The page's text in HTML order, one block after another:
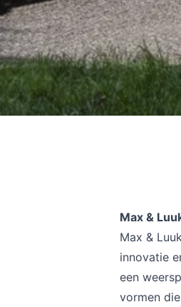
Max &
Max &
innovatie
een
vormen